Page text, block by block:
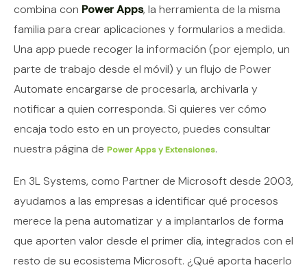
combina con Power Apps, la herramienta de la misma
familia para crear aplicaciones y formularios a medida.
Una app puede recoger la información (por ejemplo, un
parte de trabajo desde el móvil) y un flujo de Power
Automate encargarse de procesarla, archivarla y
notificar a quien corresponda. Si quieres ver cómo
encaja todo esto en un proyecto, puedes consultar
nuestra página de Power Apps y Extensiones.
En 3L Systems, como Partner de Microsoft desde 2003,
ayudamos a las empresas a identificar qué procesos
merece la pena automatizar y a implantarlos de forma
que aporten valor desde el primer día, integrados con el
resto de su ecosistema Microsoft. ¿Qué aporta hacerlo